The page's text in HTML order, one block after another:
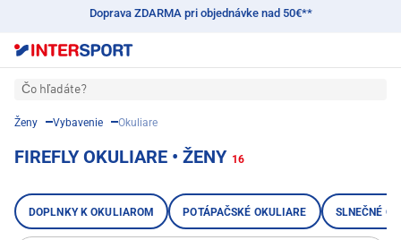
Doprava ZDARMA pri objednávke nad 50€**
Čo hľadáte?
Ženy Vybavenie Okuliare
FIREFLY OKULIARE • ŽENY 16
DOPLNKY K OKULIAROM POTÁPAČSKÉ OKULIARE SLNEČNÉ